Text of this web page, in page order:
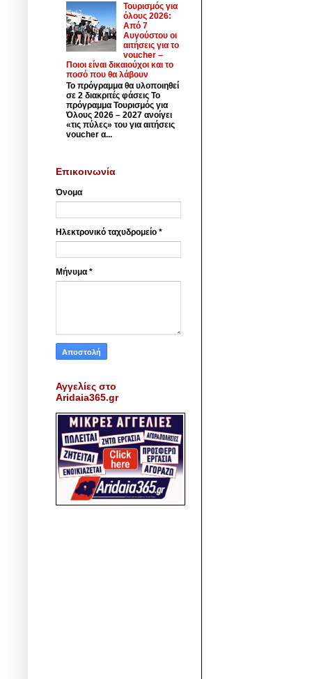
Τουρισμός για
όλους 2026:
Από 7
Αυγούστου οι
αιτήσεις για το
voucher –
Ποιοι είναι δικαιούχοι και το
ποσό που θα λάβουν
Το πρόγραμμα θα υλοποιηθεί
σε 2 διακριτές φάσεις Το
πρόγραμμα Τουρισμός για
Όλους 2026 – 2027 ανοίγει
«τις πύλες» του για αιτήσεις
voucher α...
Επικοινωνία
Όνομα
Ηλεκτρονικό ταχυδρομείο *
Μήνυμα *
Αγγελίες στο
Aridaia365.gr